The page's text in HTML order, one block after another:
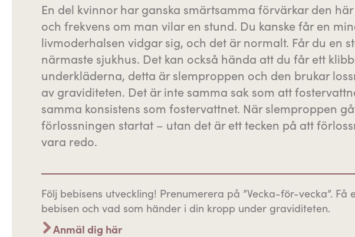
En del kvinnor har ganska smärtsamma förvärkar den
och frekvens om man vilar en stund. Du kanske får en
livmoderhalsen vidgar sig, och det är normalt. Får du en
närmaste sjukhus. Det kan också hända att du får ett
underkläderna, detta är slemproppen och den brukar
av graviditeten. Det är inte samma sak som att
samma konsistens som fostervattnet. När slemproppen
förlossningen startat – utan det är ett tecken på att
vara redo.
Följ bebisens utveckling! Prenumerera på ”Vecka-för-vecka”.
bebisen och vad som händer i din kropp under graviditeten.
Anmäl dig här